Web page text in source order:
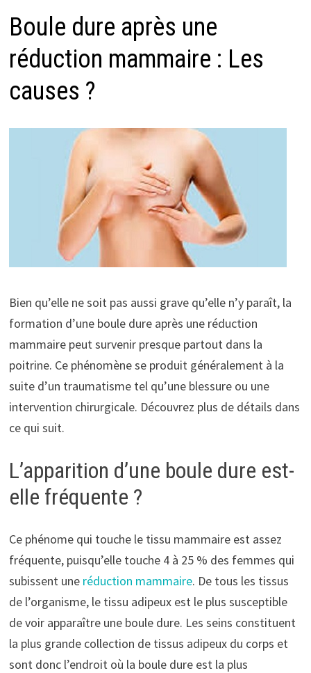
Boule dure après une
réduction mammaire : Les
causes ?
Bien qu’elle ne soit pas aussi grave qu’elle n’y paraît, la
formation d’une boule dure après une réduction
mammaire peut survenir presque partout dans la
poitrine. Ce phénomène se produit généralement à la
suite d’un traumatisme tel qu’une blessure ou une
intervention chirurgicale. Découvrez plus de détails dans
ce qui suit.
L’apparition d’une boule dure est-
elle fréquente ?
Ce phénome qui touche le tissu mammaire est assez
fréquente, puisqu’elle touche 4 à 25 % des femmes qui
subissent une réduction mammaire. De tous les tissus
de l’organisme, le tissu adipeux est le plus susceptible
de voir apparaître une boule dure. Les seins constituent
la plus grande collection de tissus adipeux du corps et
sont donc l’endroit où la boule dure est la plus